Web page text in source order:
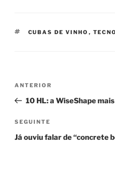
ETIQUETAS
CUBAS DE VINHO ,
artigos
Conteúdo
anterior
ANTERIOR
10 HL: a WiseShape
Conteúdo
seguinte
SEGUINTE
Já ouviu falar de “concrete